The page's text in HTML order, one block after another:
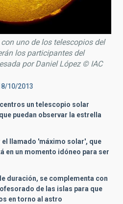
uno de los telescopios del
los participantes del
por Daniel López © IAC
10/2013
un telescopio solar
puedan observar la estrella
el llamado 'máximo solar', que
en un momento idóneo para ser
duración, se complementa con
de las islas para que
en torno al astro